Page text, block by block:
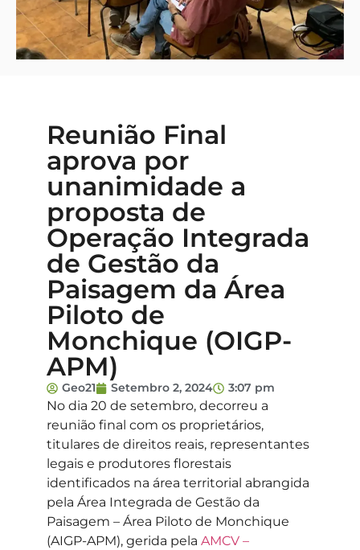
Reunião Final
aprova por
unanimidade a
proposta de
Operação Integrada
de Gestão da
Paisagem da Área
Piloto de
Monchique (OIGP-
APM)
Geo21 Setembro 2, 2024 3:07 pm
No dia 20 de setembro, decorreu a
reunião final com os proprietários,
titulares de direitos reais, representantes
legais e produtores florestais
identificados na área territorial abrangida
pela Área Integrada de Gestão da
Paisagem – Área Piloto de Monchique
(AIGP-APM), gerida pela AMCV –